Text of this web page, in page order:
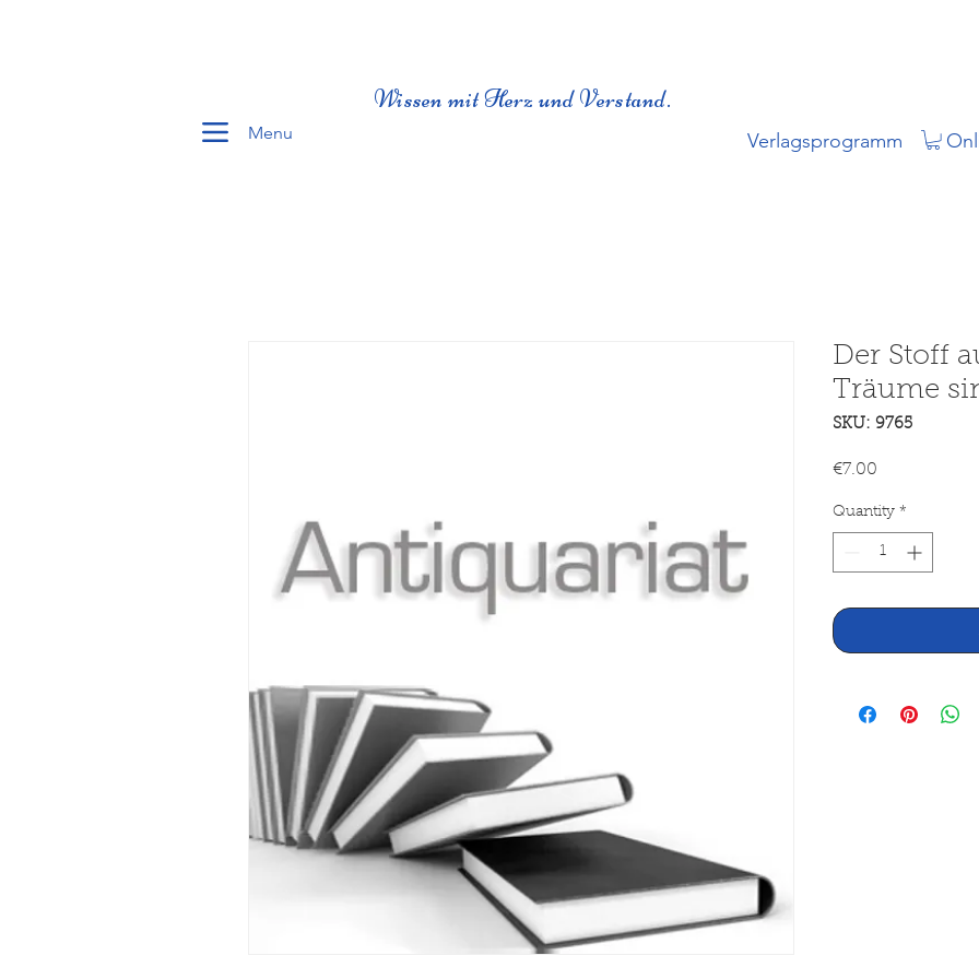
Menu
Wissen mit Herz und Verstand.
Verlagsprogramm
Der Stoff
Träume
SKU: 9765
€7.00Price
Quantity *